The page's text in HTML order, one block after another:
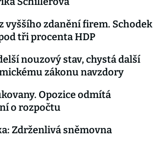
vyššího zdanění firem. Schodek
tři procenta HDP
nouzový stav, chystá další
zákonu navzdory
Opozice odmítá
o rozpočtu
Zdrženlivá sněmovna